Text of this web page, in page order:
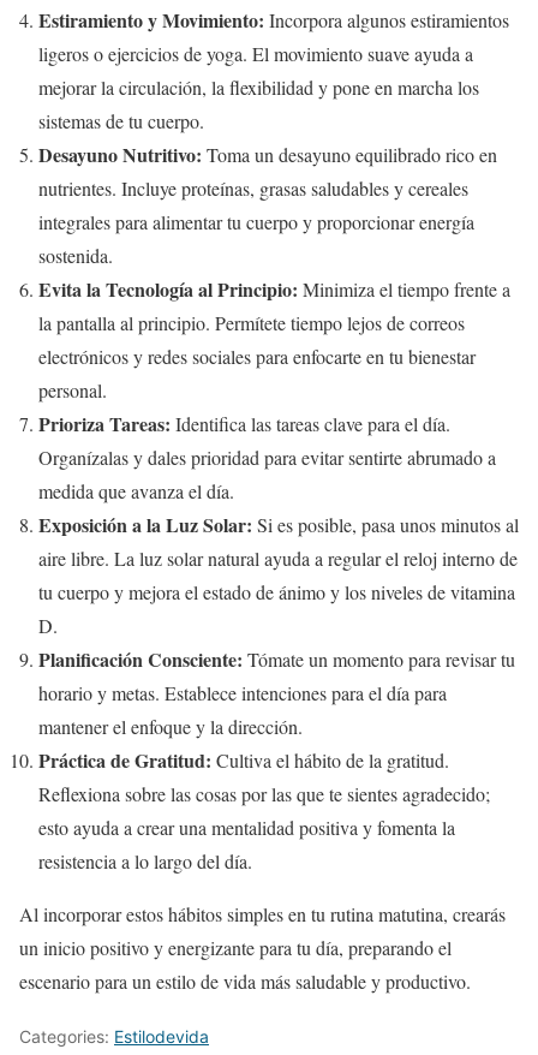
Estiramiento y Movimiento: Incorpora algunos estiramientos
ligeros o ejercicios de yoga. El movimiento suave ayuda a
mejorar la circulación, la flexibilidad y pone en marcha los
sistemas de tu cuerpo.
Desayuno Nutritivo: Toma un desayuno equilibrado rico en
nutrientes. Incluye proteínas, grasas saludables y cereales
integrales para alimentar tu cuerpo y proporcionar energía
sostenida.
Evita la Tecnología al Principio: Minimiza el tiempo frente a
la pantalla al principio. Permítete tiempo lejos de correos
electrónicos y redes sociales para enfocarte en tu bienestar
personal.
Prioriza Tareas: Identifica las tareas clave para el día.
Organízalas y dales prioridad para evitar sentirte abrumado a
medida que avanza el día.
Exposición a la Luz Solar: Si es posible, pasa unos minutos al
aire libre. La luz solar natural ayuda a regular el reloj interno de
tu cuerpo y mejora el estado de ánimo y los niveles de vitamina
D.
Planificación Consciente: Tómate un momento para revisar tu
horario y metas. Establece intenciones para el día para
mantener el enfoque y la dirección.
Práctica de Gratitud: Cultiva el hábito de la gratitud.
Reflexiona sobre las cosas por las que te sientes agradecido;
esto ayuda a crear una mentalidad positiva y fomenta la
resistencia a lo largo del día.
Al incorporar estos hábitos simples en tu rutina matutina, crearás
un inicio positivo y energizante para tu día, preparando el
escenario para un estilo de vida más saludable y productivo.
Categories: Estilodevida